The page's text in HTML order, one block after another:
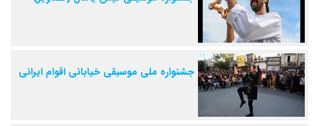
جشنواره ملی موسیقی خیابانی اقوام ایرانی